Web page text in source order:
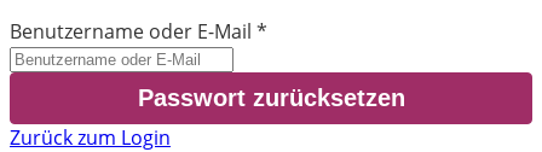
Benutzername oder E-Mail *
Zurück zum Login